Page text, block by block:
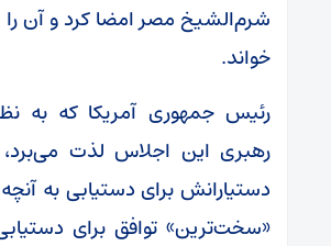
شرم‌الشیخ مصر امضا کرد و آن را
خواند.
رئیس جمهوری آمریکا که به
رهبری این اجلاس لذت می‌برد،
دستیارانش برای دستیابی به
«سخت‌ترین» توافق برای